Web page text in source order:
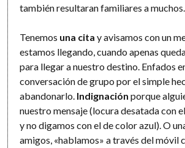
también resultaran familiares a muchos.
Tenemos una cita y avisamos con un
estamos llegando, cuando apenas
para llegar a nuestro destino. Enfados
conversación de grupo por el simple
abandonarlo. Indignación porque
nuestro mensaje (locura desatada con
y no digamos con el de color azul). O
amigos, «hablamos» a través del móvil